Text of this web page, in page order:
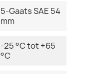
5-Gaats SAE 54
mm
-25 °C tot +65
°C